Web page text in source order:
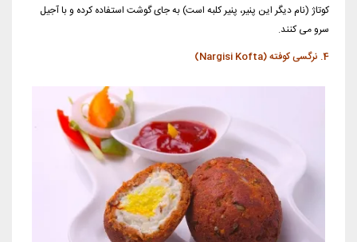
کوتاژ (نام دیگر این پنیر، پنیر کلبه است) به جای گوشت استفاده کرده و با آجیل
سرو می کنند.
4. نرگسی کوفته (Nargisi Kofta)